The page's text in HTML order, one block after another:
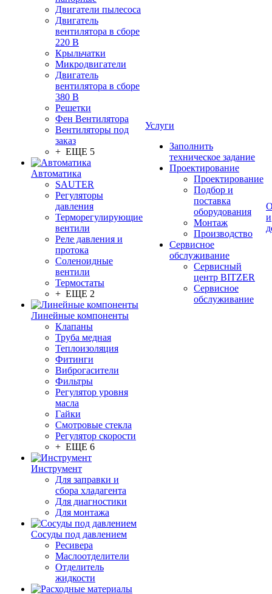
Двигатели пылесоса
Двигатель
вентилятора в сборе
220 В
Крыльчатки
Микродвигатели
Двигатель
вентилятора в сборе
380 В
Решетки
Фен Вентилятора
Вентиляторы под
заказ
+ ЕЩЕ 5
Автоматика
SAUTER
Регуляторы
давления
Терморегулирующие
вентили
Реле давления и
протока
Соленоидные
вентили
Термостаты
+ ЕЩЕ 2
Линейные компоненты
Клапаны
Труба медная
Теплоизоляция
Фитинги
Виброгасители
Фильтры
Регулятор уровня
масла
Гайки
Смотровые стекла
Регулятор скорости
+ ЕЩЕ 6
Инструмент
Для заправки и
сбора хладагента
Для диагностики
Для монтажа
Сосуды под давлением
Ресивера
Маслоотделители
Отделитель
жидкости
Услуги
Заполнить
техническое задание
Проектирование
Проектирование
Подбор и
поставка
оборудования
Монтаж
Производство
Сервисное
обслуживание
Сервисный
центр BITZER
Сервисное
обслуживание
и